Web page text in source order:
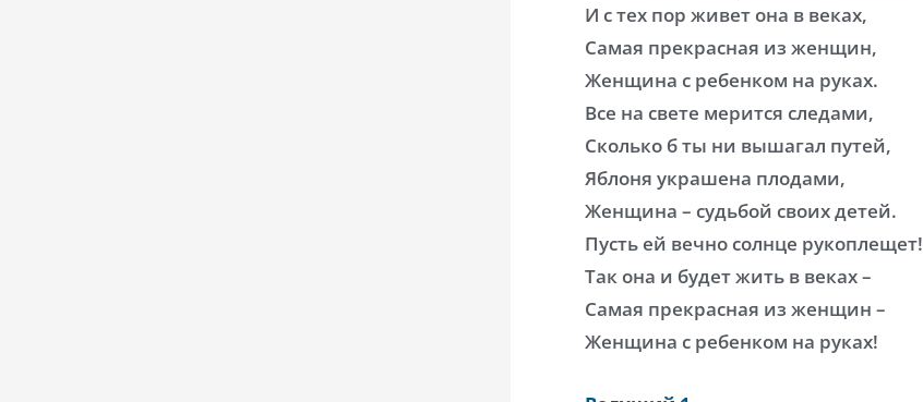
И с тех пор живет она в веках,
Самая прекрасная из женщин,
Женщина с ребенком на руках.
Все на свете мерится следами,
Сколько б ты ни вышагал путей,
Яблоня украшена плодами,
Женщина – судьбой своих детей.
Пусть ей вечно солнце рукоплещет!
Так она и будет жить в веках –
Самая прекрасная из женщин –
Женщина с ребенком на руках!